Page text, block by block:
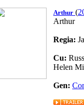
Arthur (
Arthur
Regia:
Cu:
Helen
Gen: